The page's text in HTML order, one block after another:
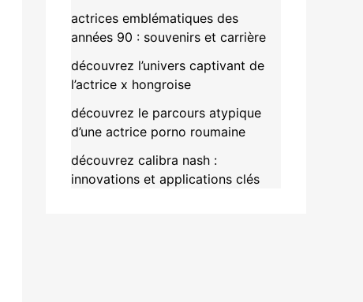
actrices emblématiques des
années 90 : souvenirs et carrière
découvrez l’univers captivant de
l’actrice x hongroise
découvrez le parcours atypique
d’une actrice porno roumaine
découvrez calibra nash :
innovations et applications clés